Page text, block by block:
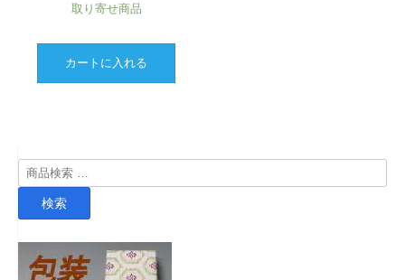
取り寄せ商品
カートに入れる
検
索
検索